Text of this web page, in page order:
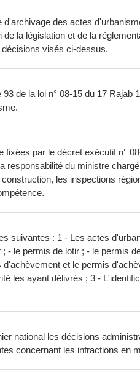
des actes
la législation et de la
visés ci-dessus.
de la loi n° 08-15 du 17
par le décret exécutif n°
responsabilité du ministre
les inspections
suivantes : 1 - Les actes
- le permis de lotir ; - le permis
et le permis
les ayant délivrés ; 3 -
national les décisions
concernant les infractions en